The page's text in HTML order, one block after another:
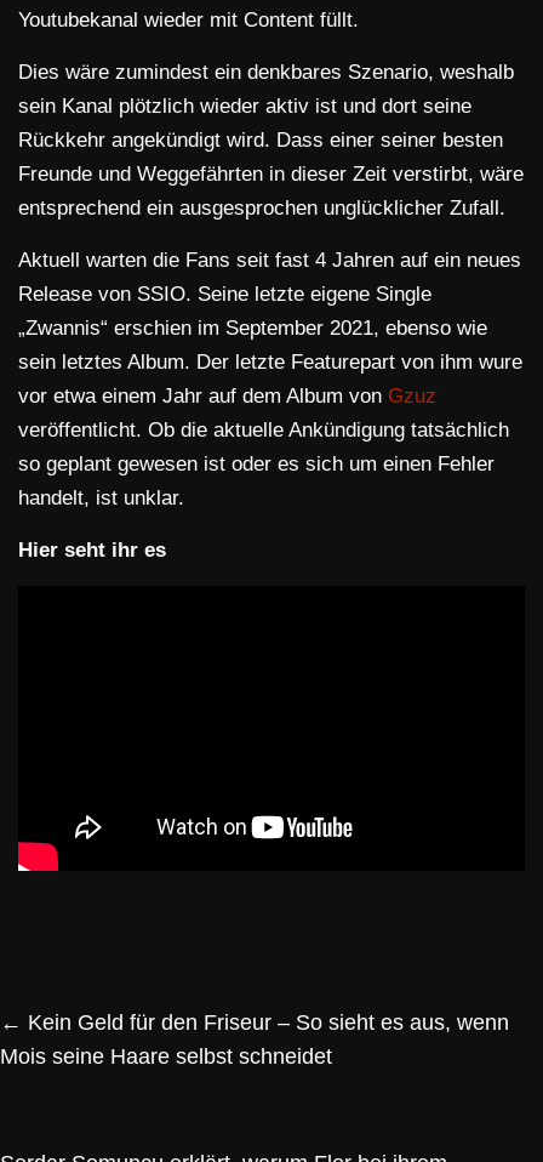
Youtubekanal wieder mit Content füllt.
Dies wäre zumindest ein denkbares Szenario, weshalb
sein Kanal plötzlich wieder aktiv ist und dort seine
Rückkehr angekündigt wird. Dass einer seiner besten
Freunde und Weggefährten in dieser Zeit verstirbt, wäre
entsprechend ein ausgesprochen unglücklicher Zufall.
Aktuell warten die Fans seit fast 4 Jahren auf ein neues
Release von SSIO. Seine letzte eigene Single
„Zwannis“ erschien im September 2021, ebenso wie
sein letztes Album. Der letzte Featurepart von ihm wure
vor etwa einem Jahr auf dem Album von Gzuz
veröffentlicht. Ob die aktuelle Ankündigung tatsächlich
so geplant gewesen ist oder es sich um einen Fehler
handelt, ist unklar.
Hier seht ihr es
← Kein Geld für den Friseur – So sieht es aus, wenn
Mois seine Haare selbst schneidet